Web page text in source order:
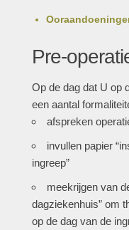
Pre-
Op de dag dat U op
een aantal
afspreken
invullen papier
ingreep”
meekrijgen van
dagziekenhuis” om
op de dag van de